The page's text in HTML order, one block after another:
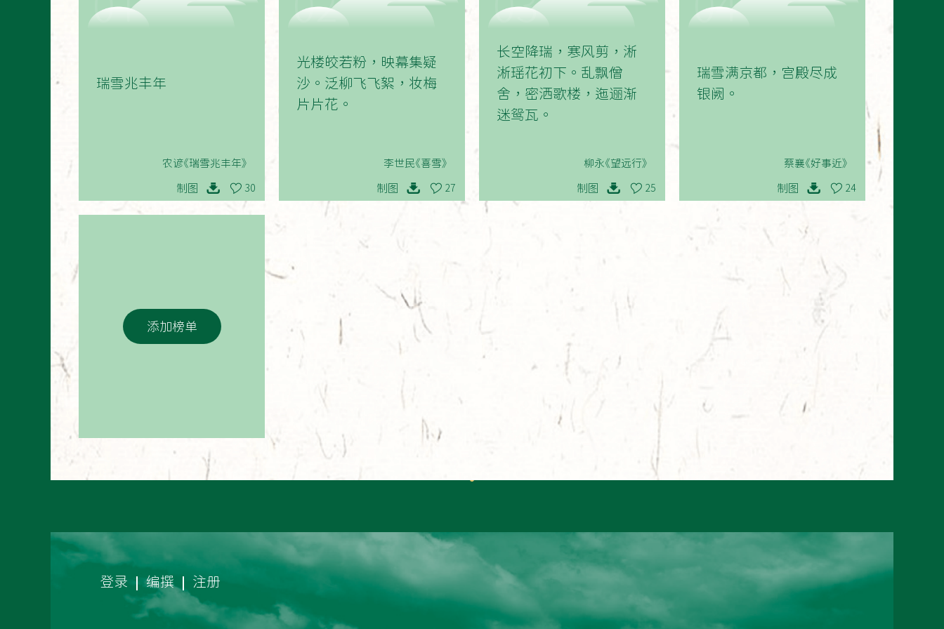
瑞雪兆丰年
农谚《瑞雪兆丰年》
制图 30
光楼皎若粉，映幕集疑
沙。泛柳飞飞絮，妆梅
片片花。
李世民《喜雪》
制图 27
长空降瑞，寒风剪，淅
淅瑶花初下。乱飘僧
舍，密洒歌楼，迤逦渐
迷鸳瓦。
柳永《望远行》
制图 25
瑞雪满京都，宫殿尽成
银阙。
蔡襄《好事近》
制图 24
添加榜单
登录 编撰 注册